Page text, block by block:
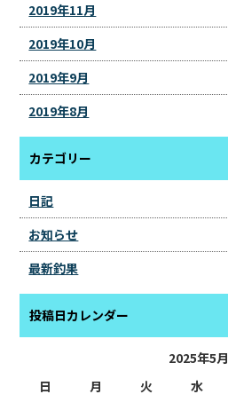
2019年11月
2019年10月
2019年9月
2019年8月
カテゴリー
日記
お知らせ
最新釣果
投稿日カレンダー
2025年5月
日
月 火 水